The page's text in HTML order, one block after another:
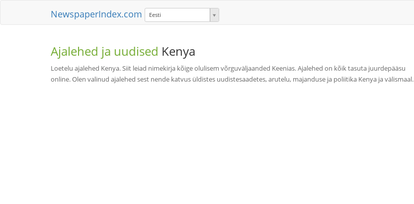
NewspaperIndex.com Eesti
Ajalehed ja uudised Kenya
Loetelu ajalehed Kenya. Siit leiad nimekirja kõige olulisem võrguväljaanded Keenias. Ajalehed on kõik tasuta juurdepääsu
online. Olen valinud ajalehed sest nende katvus üldistes uudistesaadetes, arutelu, majanduse ja poliitika Kenya ja välismaal.